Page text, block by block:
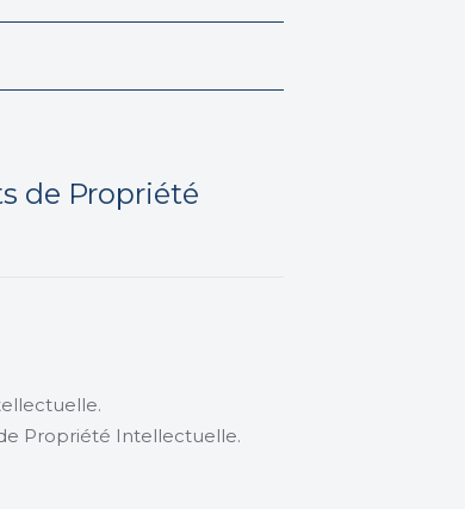
de Propriété
Propriété Intellectuelle.